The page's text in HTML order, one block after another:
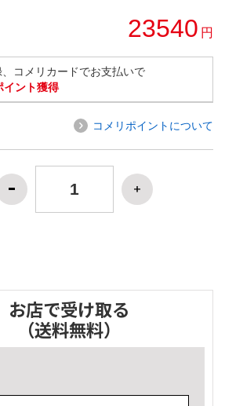
23540 円
コメリカードでお支払いで
イント獲得
コメリポイントについて
お店で受け取る
（送料無料）